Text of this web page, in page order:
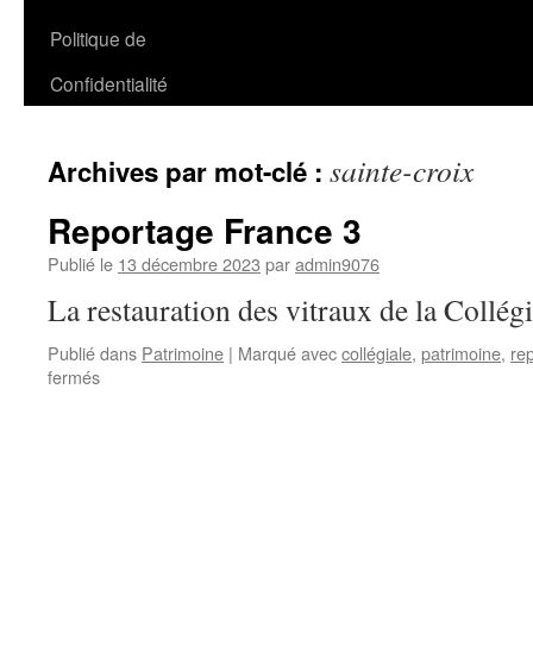
Politique de
Confidentialité
Archives par mot-clé : sainte-croix
Reportage France 3
Publié le 13 décembre 2023 paradmin9076
La restauration des vitraux de la
Publié dans Patrimoine | Marqué aveccollégiale, patrimoine,
ferméssur